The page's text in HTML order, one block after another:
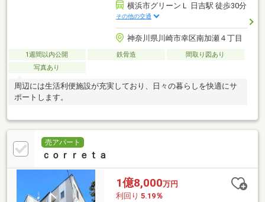
横浜市グリーンＬ 日吉駅 徒歩30分
その他の交通
神奈川県川崎市幸区南加瀬４丁目
1週間以内公開 鉄骨造
間取り図あり
写真あり
周辺には生活利便施設が充実しており、日々の暮らしを快適にサ
ポートします。
売アパート
ｃｏｒｒｅｔａ
1億8,000万円
利回り 5.19％